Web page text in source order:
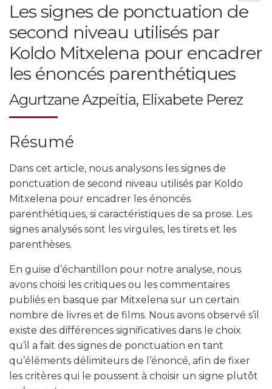
Les signes de ponctuation de
second niveau utilisés par
Koldo Mitxelena pour encadrer
les énoncés parenthétiques
Agurtzane Azpeitia, Elixabete Perez
Résumé
Dans cet article, nous analysons les signes de
ponctuation de second niveau utilisés par Koldo
Mitxelena pour encadrer les énoncés
parenthétiques, si caractéristiques de sa prose. Les
signes analysés sont les virgules, les tirets et les
parenthèses.
En guise d’échantillon pour notre analyse, nous
avons choisi les critiques ou les commentaires
publiés en basque par Mitxelena sur un certain
nombre de livres et de films. Nous avons observé s’il
existe des différences significatives dans le choix
qu’il a fait des signes de ponctuation en tant
qu’éléments délimiteurs de l’énoncé, afin de fixer
les critères qui le poussent à choisir un signe plutôt